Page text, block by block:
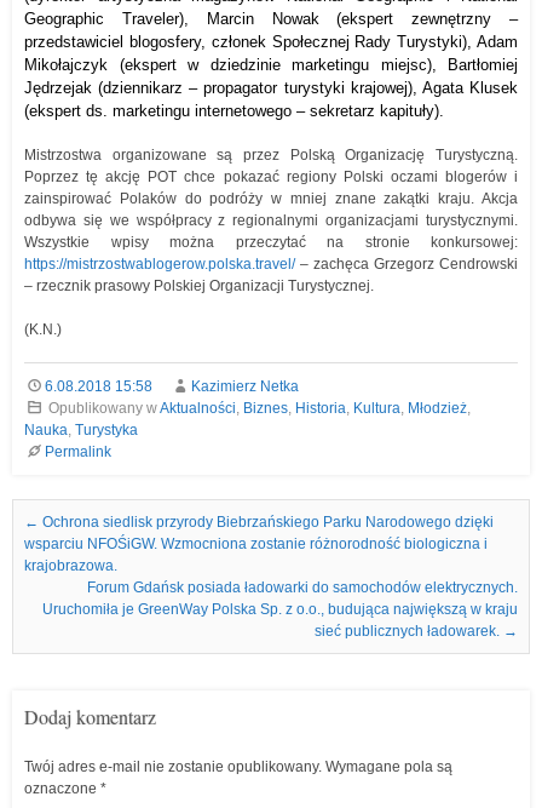
Geographic Traveler), Marcin Nowak (ekspert zewnętrzny –
przedstawiciel blogosfery, członek Społecznej Rady Turystyki), Adam
Mikołajczyk (ekspert w dziedzinie marketingu miejsc), Bartłomiej
Jędrzejak (dziennikarz – propagator turystyki krajowej), Agata Klusek
(ekspert ds. marketingu internetowego – sekretarz kapituły).
Mistrzostwa organizowane są przez Polską Organizację Turystyczną.
Poprzez tę akcję POT chce pokazać regiony Polski oczami blogerów i
zainspirować Polaków do podróży w mniej znane zakątki kraju. Akcja
odbywa się we współpracy z regionalnymi organizacjami turystycznymi.
Wszystkie wpisy można przeczytać na stronie konkursowej:
https://mistrzostwablogerow.polska.travel/– zachęca Grzegorz Cendrowski
– rzecznik prasowy Polskiej Organizacji Turystycznej.
(K.N.)
6.08.2018 15:58
Kazimierz Netka
Opublikowany wAktualności, Biznes, Historia, Kultura, Młodzież,
Nauka, Turystyka
Permalink
Nawigacja we wpisach
← Ochrona siedlisk przyrody Biebrzańskiego Parku Narodowego dzięki
wsparciu NFOŚiGW. Wzmocniona zostanie różnorodność biologiczna i
krajobrazowa.
Forum Gdańsk posiada ładowarki do samochodów elektrycznych.
Uruchomiła je GreenWay Polska Sp. z o.o., budująca największą w kraju
sieć publicznych ładowarek. →
Dodaj komentarz
Twój adres e-mail nie zostanie opublikowany. Wymagane pola są
oznaczone *